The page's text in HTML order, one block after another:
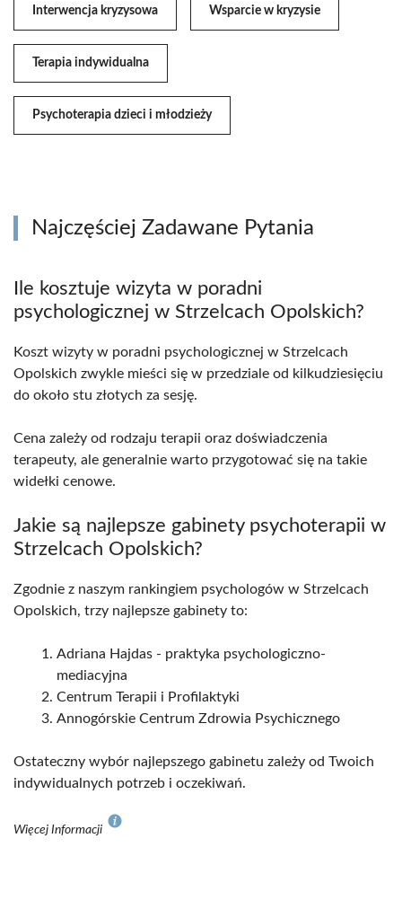
Interwencja kryzysowa Wsparcie w kryzysie
Terapia indywidualna
Psychoterapia dzieci i młodzieży
Najczęściej Zadawane Pytania
Ile kosztuje wizyta w poradni
psychologicznej w Strzelcach Opolskich?
Koszt wizyty w poradni psychologicznej w Strzelcach
Opolskich zwykle mieści się w przedziale od kilkudziesięciu
do około stu złotych za sesję.
Cena zależy od rodzaju terapii oraz doświadczenia
terapeuty, ale generalnie warto przygotować się na takie
widełki cenowe.
Jakie są najlepsze gabinety psychoterapii w
Strzelcach Opolskich?
Zgodnie z naszym rankingiem psychologów w Strzelcach
Opolskich, trzy najlepsze gabinety to:
Adriana Hajdas - praktyka psychologiczno-
mediacyjna
Centrum Terapii i Profilaktyki
Annogórskie Centrum Zdrowia Psychicznego
Ostateczny wybór najlepszego gabinetu zależy od Twoich
indywidualnych potrzeb i oczekiwań.
Więcej Informacji